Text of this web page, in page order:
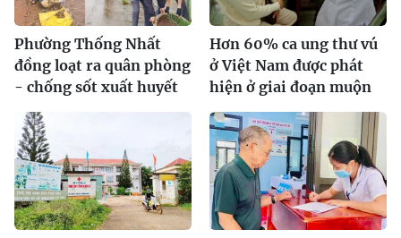
Phường Thống Nhất
đồng loạt ra quân phòng
- chống sốt xuất huyết
Hơn 60% ca ung thư vú
ở Việt Nam được phát
hiện ở giai đoạn muộn